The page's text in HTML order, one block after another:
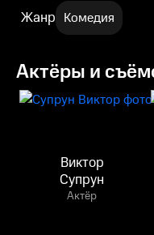
Жанр Комедия
Актёры и
Виктор
Супрун
Актёр